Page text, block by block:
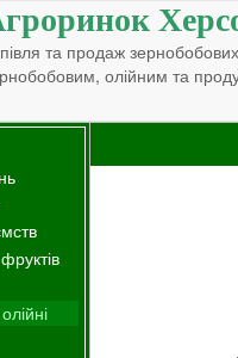
та продаж
олійним та